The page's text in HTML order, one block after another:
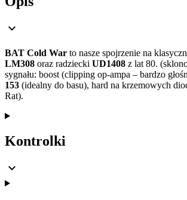
BAT Cold War to nasze spojrzenie na
LM308 oraz radziecki UD1408 z lat 80.
sygnału: boost (clipping op-ampa – bardzo
153 (idealny do basu), hard na krzemowych
Rat).
Kontrolki